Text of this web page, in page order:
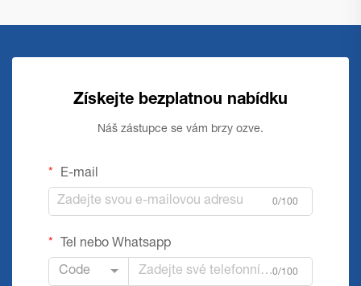
Získejte bezplatnou nabídku
Náš zástupce se vám brzy ozve.
E-mail
0/100
Tel nebo Whatsapp
Code 0/100